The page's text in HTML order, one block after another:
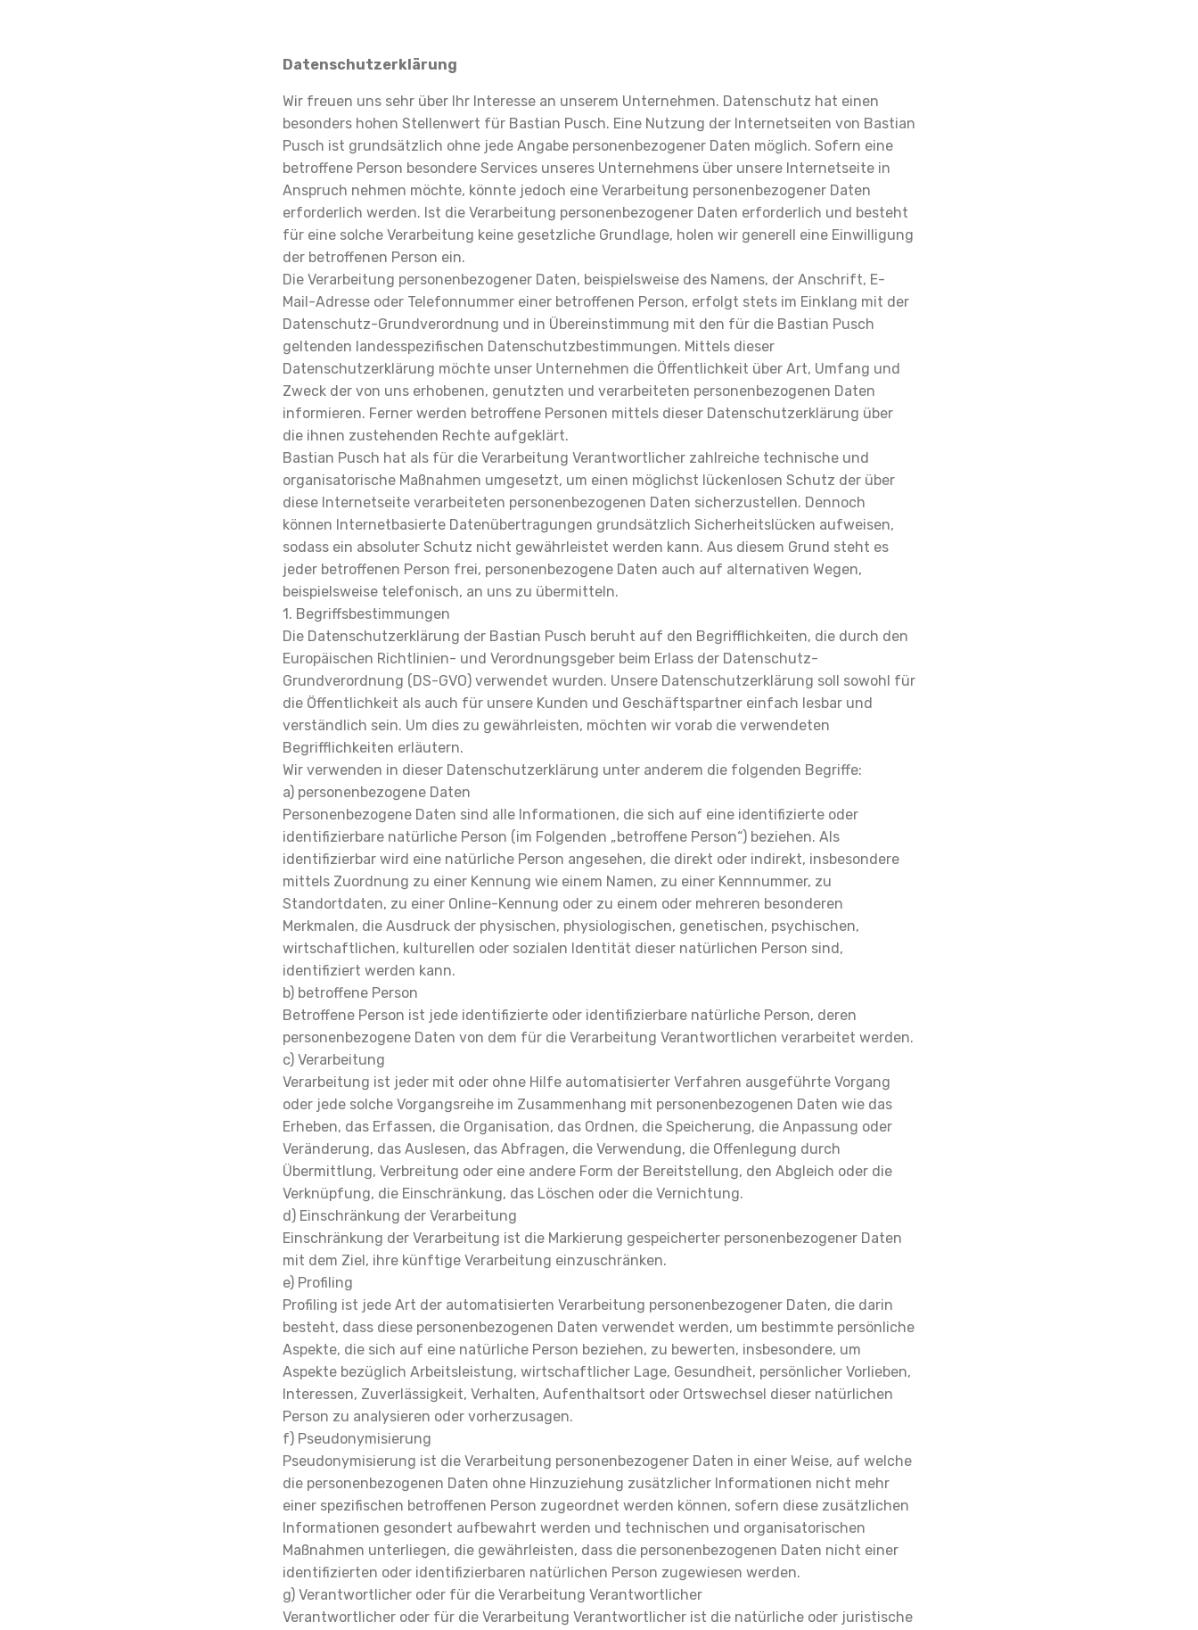
Datenschutzerklärung
Wir freuen uns sehr über Ihr Interesse an unserem Unternehmen. Datenschutz hat einen
besonders hohen Stellenwert für Bastian Pusch. Eine Nutzung der Internetseiten von Bastian
Pusch ist grundsätzlich ohne jede Angabe personenbezogener Daten möglich. Sofern eine
betroffene Person besondere Services unseres Unternehmens über unsere Internetseite in
Anspruch nehmen möchte, könnte jedoch eine Verarbeitung personenbezogener Daten
erforderlich werden. Ist die Verarbeitung personenbezogener Daten erforderlich und besteht
für eine solche Verarbeitung keine gesetzliche Grundlage, holen wir generell eine Einwilligung
der betroffenen Person ein.
Die Verarbeitung personenbezogener Daten, beispielsweise des Namens, der Anschrift, E-
Mail-Adresse oder Telefonnummer einer betroffenen Person, erfolgt stets im Einklang mit der
Datenschutz-Grundverordnung und in Übereinstimmung mit den für die Bastian Pusch
geltenden landesspezifischen Datenschutzbestimmungen. Mittels dieser
Datenschutzerklärung möchte unser Unternehmen die Öffentlichkeit über Art, Umfang und
Zweck der von uns erhobenen, genutzten und verarbeiteten personenbezogenen Daten
informieren. Ferner werden betroffene Personen mittels dieser Datenschutzerklärung über
die ihnen zustehenden Rechte aufgeklärt.
Bastian Pusch hat als für die Verarbeitung Verantwortlicher zahlreiche technische und
organisatorische Maßnahmen umgesetzt, um einen möglichst lückenlosen Schutz der über
diese Internetseite verarbeiteten personenbezogenen Daten sicherzustellen. Dennoch
können Internetbasierte Datenübertragungen grundsätzlich Sicherheitslücken aufweisen,
sodass ein absoluter Schutz nicht gewährleistet werden kann. Aus diesem Grund steht es
jeder betroffenen Person frei, personenbezogene Daten auch auf alternativen Wegen,
beispielsweise telefonisch, an uns zu übermitteln.
1. Begriffsbestimmungen
Die Datenschutzerklärung der Bastian Pusch beruht auf den Begrifflichkeiten, die durch den
Europäischen Richtlinien- und Verordnungsgeber beim Erlass der Datenschutz-
Grundverordnung (DS-GVO) verwendet wurden. Unsere Datenschutzerklärung soll sowohl für
die Öffentlichkeit als auch für unsere Kunden und Geschäftspartner einfach lesbar und
verständlich sein. Um dies zu gewährleisten, möchten wir vorab die verwendeten
Begrifflichkeiten erläutern.
Wir verwenden in dieser Datenschutzerklärung unter anderem die folgenden Begriffe:
a) personenbezogene Daten
Personenbezogene Daten sind alle Informationen, die sich auf eine identifizierte oder
identifizierbare natürliche Person (im Folgenden „betroffene Person“) beziehen. Als
identifizierbar wird eine natürliche Person angesehen, die direkt oder indirekt, insbesondere
mittels Zuordnung zu einer Kennung wie einem Namen, zu einer Kennnummer, zu
Standortdaten, zu einer Online-Kennung oder zu einem oder mehreren besonderen
Merkmalen, die Ausdruck der physischen, physiologischen, genetischen, psychischen,
wirtschaftlichen, kulturellen oder sozialen Identität dieser natürlichen Person sind,
identifiziert werden kann.
b) betroffene Person
Betroffene Person ist jede identifizierte oder identifizierbare natürliche Person, deren
personenbezogene Daten von dem für die Verarbeitung Verantwortlichen verarbeitet werden.
c) Verarbeitung
Verarbeitung ist jeder mit oder ohne Hilfe automatisierter Verfahren ausgeführte Vorgang
oder jede solche Vorgangsreihe im Zusammenhang mit personenbezogenen Daten wie das
Erheben, das Erfassen, die Organisation, das Ordnen, die Speicherung, die Anpassung oder
Veränderung, das Auslesen, das Abfragen, die Verwendung, die Offenlegung durch
Übermittlung, Verbreitung oder eine andere Form der Bereitstellung, den Abgleich oder die
Verknüpfung, die Einschränkung, das Löschen oder die Vernichtung.
d) Einschränkung der Verarbeitung
Einschränkung der Verarbeitung ist die Markierung gespeicherter personenbezogener Daten
mit dem Ziel, ihre künftige Verarbeitung einzuschränken.
e) Profiling
Profiling ist jede Art der automatisierten Verarbeitung personenbezogener Daten, die darin
besteht, dass diese personenbezogenen Daten verwendet werden, um bestimmte persönliche
Aspekte, die sich auf eine natürliche Person beziehen, zu bewerten, insbesondere, um
Aspekte bezüglich Arbeitsleistung, wirtschaftlicher Lage, Gesundheit, persönlicher Vorlieben,
Interessen, Zuverlässigkeit, Verhalten, Aufenthaltsort oder Ortswechsel dieser natürlichen
Person zu analysieren oder vorherzusagen.
f) Pseudonymisierung
Pseudonymisierung ist die Verarbeitung personenbezogener Daten in einer Weise, auf welche
die personenbezogenen Daten ohne Hinzuziehung zusätzlicher Informationen nicht mehr
einer spezifischen betroffenen Person zugeordnet werden können, sofern diese zusätzlichen
Informationen gesondert aufbewahrt werden und technischen und organisatorischen
Maßnahmen unterliegen, die gewährleisten, dass die personenbezogenen Daten nicht einer
identifizierten oder identifizierbaren natürlichen Person zugewiesen werden.
g) Verantwortlicher oder für die Verarbeitung Verantwortlicher
Verantwortlicher oder für die Verarbeitung Verantwortlicher ist die natürliche oder juristische